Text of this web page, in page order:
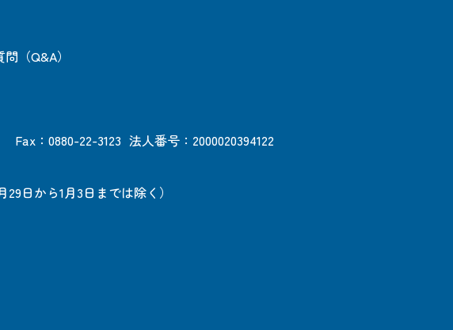
（Q&A）
Fax：0880-22-3123 法人番号：2000020394122
29日から1月3日までは除く）